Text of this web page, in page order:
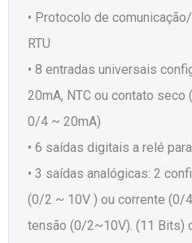
• Protocolo de
RTU
• 8 entradas universais
20mA, NTC ou contato seco
0/4 ~ 20mA)
• 6 saídas digitais a relé
• 3 saídas analógicas: 2
(0/2 ~ 10V ) ou corrente (0/
tensão (0/2~10V). (11 Bits)